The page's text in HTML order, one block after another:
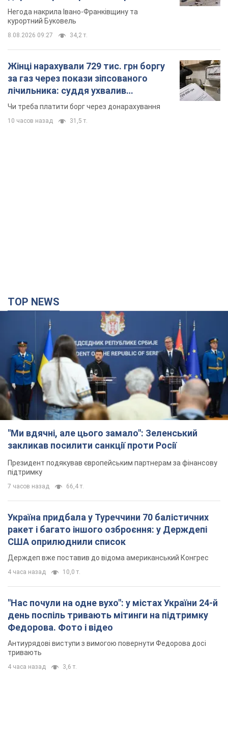
Відео
Негода накрила Івано-Франківщину та
курортний Буковель
8.08.2026 09:27 34,2 т.
Жінці нарахували 729 тис. грн боргу
за газ через покази зіпсованого
лічильника: суддя ухвалив
неочікуване рішення
Чи треба платити борг через донарахування
10 часов назад 31,5 т.
TOP NEWS
"Ми вдячні, але цього замало": Зеленський
закликав посилити санкції проти Росії
Президент подякував європейським партнерам за фінансову
підтримку
7 часов назад 66,4 т.
Україна придбала у Туреччини 70 балістичних
ракет і багато іншого озброєння: у Держдепі
США оприлюднили список
Держдеп вже поставив до відома американський Конгрес
4 часа назад 10,0 т.
"Нас почули на одне вухо": у містах України 24-й
день поспіль тривають мітинги на підтримку
Федорова. Фото і відео
Антиурядові виступи з вимогою повернути Федорова досі
тривають
4 часа назад 3,6 т.